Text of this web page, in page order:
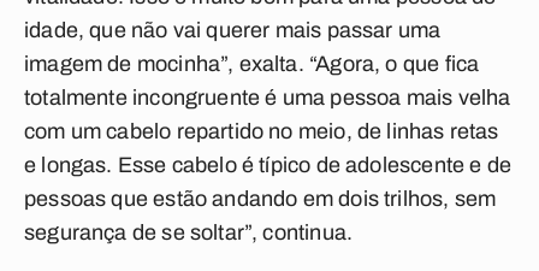
idade, que não vai querer mais passar uma
imagem de mocinha”, exalta. “Agora, o que fica
totalmente incongruente é uma pessoa mais velha
com um cabelo repartido no meio, de linhas retas
e longas. Esse cabelo é típico de adolescente e de
pessoas que estão andando em dois trilhos, sem
segurança de se soltar”, continua.